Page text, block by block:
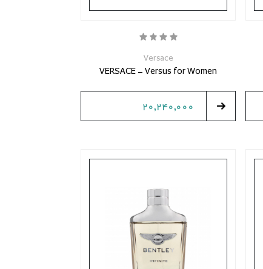
Versace
VERSACE - Versus for Women
20,240,000